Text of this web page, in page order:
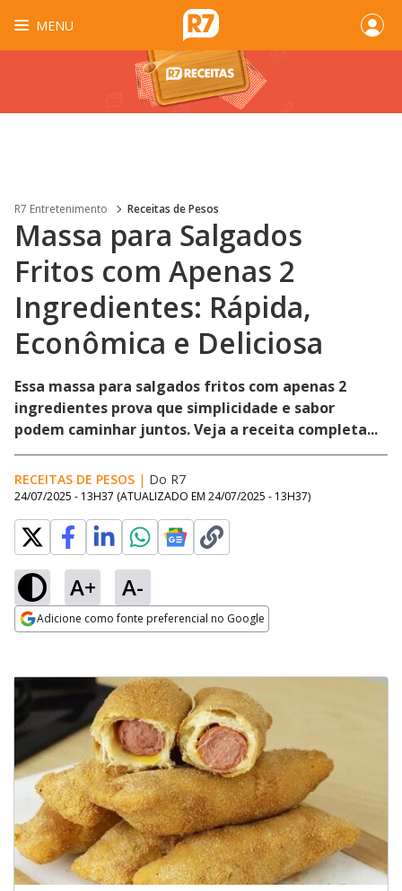
MENU
R7 Entretenimento Receitas de Pesos
Massa para Salgados
Fritos com Apenas 2
Ingredientes: Rápida,
Econômica e Deliciosa
Essa massa para salgados fritos com apenas 2
ingredientes prova que simplicidade e sabor
podem caminhar juntos. Veja a receita completa...
RECEITAS DE PESOS | Do R7
24/07/2025 - 13H37 (ATUALIZADO EM 24/07/2025 - 13H37)
A+ A-
Adicione como fonte preferencial no Google